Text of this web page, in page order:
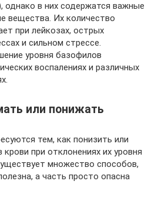
однако в них содержатся важные
вещества. Их количество
при лейкозах, острых
и сильном стрессе.
уровня базофилов
воспалениях и различных
или понижать
тем, как понизить или
при отклонениях их уровня
множество способов,
а часть просто опасна